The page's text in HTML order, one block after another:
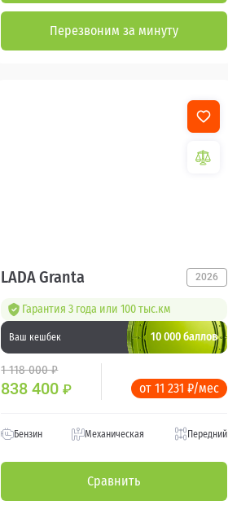
Перезвоним за минуту
LADA Granta 2026
Гарантия 3 года или 100 тыс.км
Ваш кешбек 10 000 баллов
1 118 000 ₽
838 400₽ от 11 231 ₽/мес
Бензин Механическая Передний
Сравнить